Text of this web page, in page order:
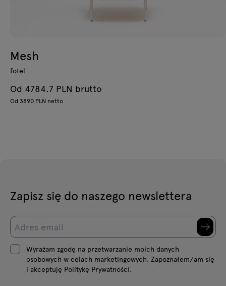
Mesh
fotel
Od 4784.7 PLN brutto
Od 3890 PLN netto
Zapisz się do naszego newslettera
Wyrażam zgodę na przetwarzanie moich danych
osobowych w celach marketingowych. Zapoznałem/am się
i akceptuję Politykę Prywatności.